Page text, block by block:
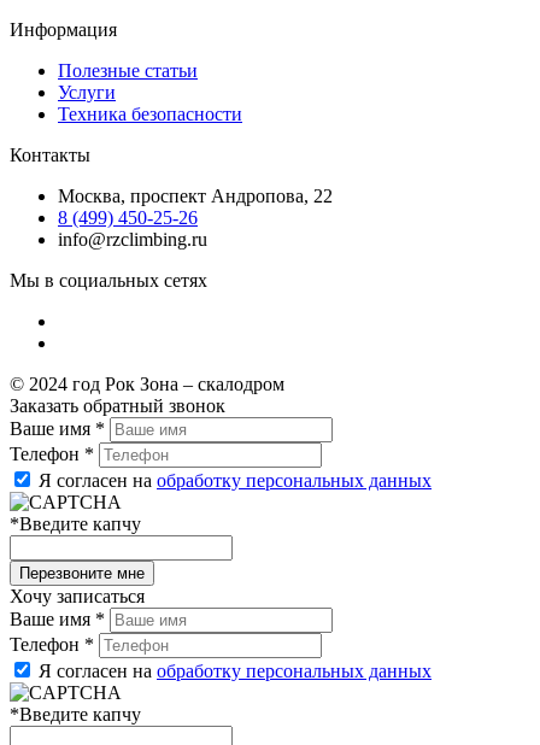
Информация
Полезные статьи
Услуги
Техника безопасности
Контакты
Москва, проспект Андропова, 22
8 (499) 450-25-26
info@rzclimbing.ru
Мы в социальных сетях
© 2024 год Рок Зона – скалодром
Заказать обратный звонок
Ваше имя *
Телефон *
Я согласен на обработку персональных данных
*Введите капчу
Хочу записаться
Ваше имя *
Телефон *
Я согласен на обработку персональных данных
*Введите капчу